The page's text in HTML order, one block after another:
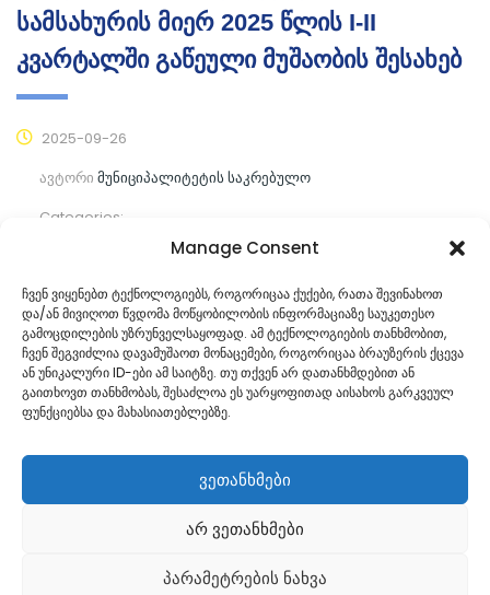
Manage Consent
ჩვენ ვიყენებთ ტექნოლოგიებს, როგორიცაა ქუქები, რათა შევინახოთ
და/ან მივიღოთ წვდომა მოწყობილობის ინფორმაციაზე საუკეთესო
გამოცდილების უზრუნველსაყოფად. ამ ტექნოლოგიების თანხმობით,
ჩვენ შეგვიძლია დავამუშაოთ მონაცემები, როგორიცაა ბრაუზერის ქცევა
ან უნიკალური ID-ები ამ საიტზე. თუ თქვენ არ დათანხმდებით ან
გაითხოვთ თანხმობას, შესაძლოა ეს უარყოფითად აისახოს გარკვეულ
ფუნქციებსა და მახასიათებლებზე.
ვეთანხმები
არ ვეთანხმები
პარამეტრების ნახვა
სამსახურის მიერ 2025 წლის I-II
კვარტალში გაწეული მუშაობის შესახებ
2025-09-26
ავტორი მუნიციპალიტეტის საკრებულო
Categories:
კომენტარები ჯერ არ არის
ᲒᲐᲜᲐᲒᲠᲫᲔ ᲙᲘᲗᲮᲕᲐ
Georgian